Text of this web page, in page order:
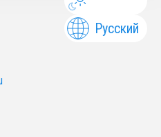
Русский